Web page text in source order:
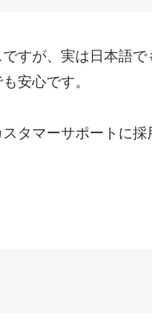
すが、実は日本語で
安心です。
タマーサポートに